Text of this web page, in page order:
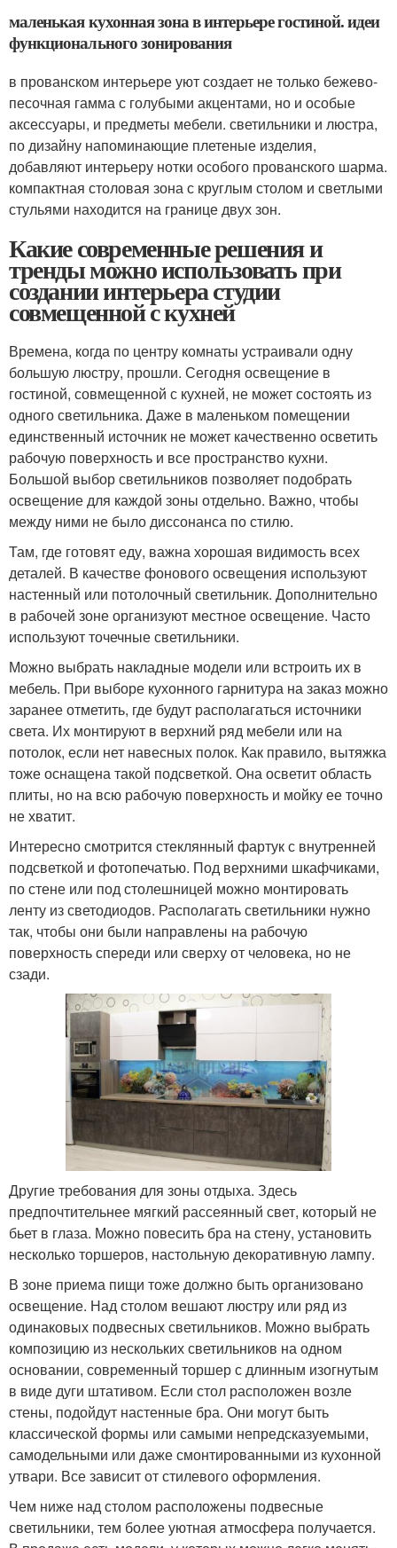
маленькая кухонная зона в интерьере гостиной. идеи
функционального зонирования
в прованском интерьере уют создает не только бежево-
песочная гамма с голубыми акцентами, но и особые
аксессуары, и предметы мебели. светильники и люстра,
по дизайну напоминающие плетеные изделия,
добавляют интерьеру нотки особого прованского шарма.
компактная столовая зона с круглым столом и светлыми
стульями находится на границе двух зон.
Какие современные решения и
тренды можно использовать при
создании интерьера студии
совмещенной с кухней
Времена, когда по центру комнаты устраивали одну
большую люстру, прошли. Сегодня освещение в
гостиной, совмещенной с кухней, не может состоять из
одного светильника. Даже в маленьком помещении
единственный источник не может качественно осветить
рабочую поверхность и все пространство кухни.
Большой выбор светильников позволяет подобрать
освещение для каждой зоны отдельно. Важно, чтобы
между ними не было диссонанса по стилю.
Там, где готовят еду, важна хорошая видимость всех
деталей. В качестве фонового освещения используют
настенный или потолочный светильник. Дополнительно
в рабочей зоне организуют местное освещение. Часто
используют точечные светильники.
Можно выбрать накладные модели или встроить их в
мебель. При выборе кухонного гарнитура на заказ можно
заранее отметить, где будут располагаться источники
света. Их монтируют в верхний ряд мебели или на
потолок, если нет навесных полок. Как правило, вытяжка
тоже оснащена такой подсветкой. Она осветит область
плиты, но на всю рабочую поверхность и мойку ее точно
не хватит.
Интересно смотрится стеклянный фартук с внутренней
подсветкой и фотопечатью. Под верхними шкафчиками,
по стене или под столешницей можно монтировать
ленту из светодиодов. Располагать светильники нужно
так, чтобы они были направлены на рабочую
поверхность спереди или сверху от человека, но не
сзади.
Другие требования для зоны отдыха. Здесь
предпочтительнее мягкий рассеянный свет, который не
бьет в глаза. Можно повесить бра на стену, установить
несколько торшеров, настольную декоративную лампу.
В зоне приема пищи тоже должно быть организовано
освещение. Над столом вешают люстру или ряд из
одинаковых подвесных светильников. Можно выбрать
композицию из нескольких светильников на одном
основании, современный торшер с длинным изогнутым
в виде дуги штативом. Если стол расположен возле
стены, подойдут настенные бра. Они могут быть
классической формы или самыми непредсказуемыми,
самодельными или даже смонтированными из кухонной
утвари. Все зависит от стилевого оформления.
Чем ниже над столом расположены подвесные
светильники, тем более уютная атмосфера получается.